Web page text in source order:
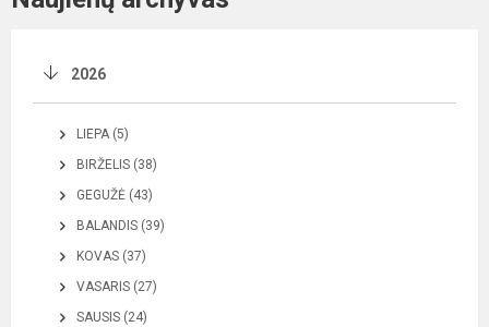
2026
LIEPA (5)
BIRŽELIS (38)
GEGUŽĖ (43)
BALANDIS (39)
KOVAS (37)
VASARIS (27)
SAUSIS (24)